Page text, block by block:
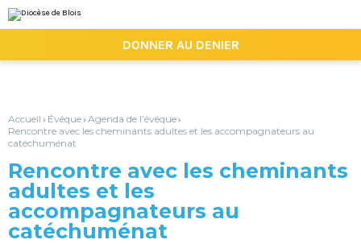
au
contenu.
la
personnels
DONNER AU DENIER
Accueil › Évêque› Agenda de l’évêque›
Rencontre avec les cheminants adultes et les accompagnateurs au
catéchuménat
Rencontre avec les cheminants
adultes et les
accompagnateurs au
catéchuménat